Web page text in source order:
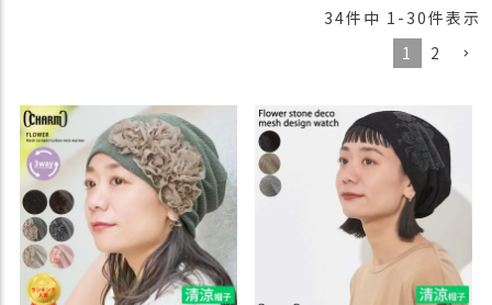
34件中 1 - 30件表示
1
2